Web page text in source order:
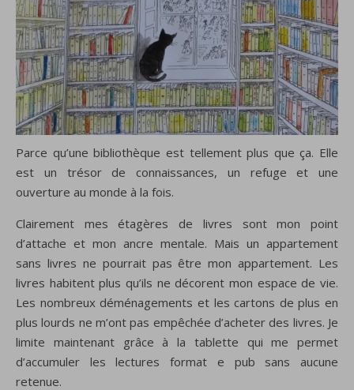
Parce qu’une bibliothèque est tellement plus que ça. Elle
est un trésor de connaissances, un refuge et une
ouverture au monde à la fois.
Clairement mes étagères de livres sont mon point
d’attache et mon ancre mentale. Mais un appartement
sans livres ne pourrait pas être mon appartement. Les
livres habitent plus qu’ils ne décorent mon espace de vie.
Les nombreux déménagements et les cartons de plus en
plus lourds ne m’ont pas empêchée d’acheter des livres. Je
limite maintenant grâce à la tablette qui me permet
d’accumuler les lectures format e pub sans aucune
retenue.